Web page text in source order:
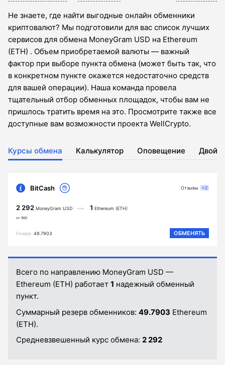
Не знаете, где найти выгодные онлайн обменники
криптовалют? Мы подготовили для вас список лучших
сервисов для обмена MoneyGram USD на Ethereum
(ETH) . Объем приобретаемой валюты — важный
фактор при выборе пункта обмена (может быть так, что
в конкретном пункте окажется недостаточно средств
для вашей операции). Наша команда провела
тщательный отбор обменных площадок, чтобы вам не
пришлось тратить время на это. Просмотрите также все
доступные вам возможности проекта WellCrypto.
Курсы обмена Калькулятор Оповещение
BitCash
2 292 MoneyGram USD
от 900
1 Ethereum (ETH)
Резерв 49.7903 ОБМЕНЯТЬ
Отзывы +2
Всего по направлению MoneyGram USD —
Ethereum (ETH) работает 1 надежный обменный
пункт.
Суммарный резерв обменников: 49.7903 Ethereum
(ETH).
Средневзвешенный курс обмена: 2 292